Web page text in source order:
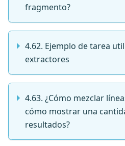
fragmento?
4.62. Ejemplo de tarea
extractores
4.63. ¿Cómo mezclar
cómo mostrar una
resultados?